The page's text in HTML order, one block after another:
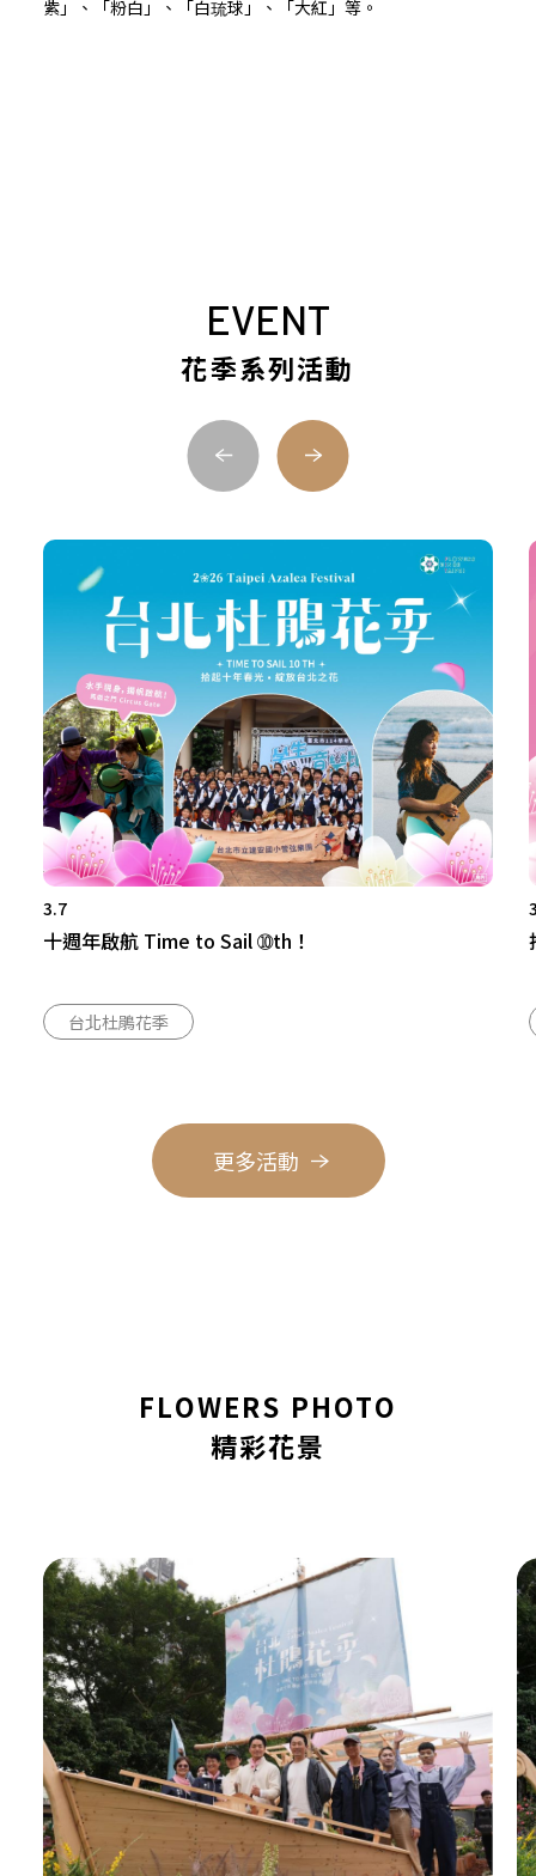
紫」、「粉白」、「白琉球」、「大紅」等。
EVENT
花季系列活動
3.7
十週年啟航 Time to Sail ➉th！
台北杜鵑花季
更多活動
FLOWERS PHOTO
精彩花景